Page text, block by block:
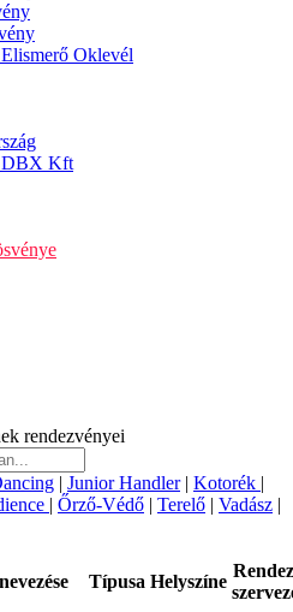
Oklevél
DBX Kft
rendezvényei
| Junior Handler| Kotorék |
| Őrző-Védő | Terelő | Vadász |
Típusa Helyszíne